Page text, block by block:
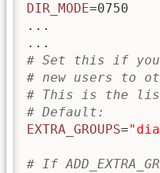
DIR_MODE=0750
...
# Set this if you
# new users to
# This is the list
# Default:
EXTRA_GROUPS=
# If